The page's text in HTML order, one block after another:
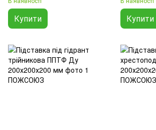
Купити Купити